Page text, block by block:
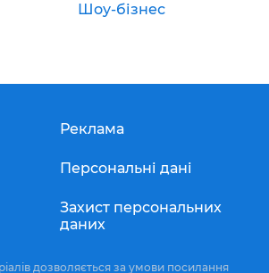
Шоу-бізнес
Реклама
Персональні дані
Захист персональних
даних
дозволяється за умови посилання